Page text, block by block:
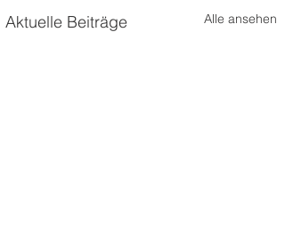
Aktuelle Beiträge Alle ansehen